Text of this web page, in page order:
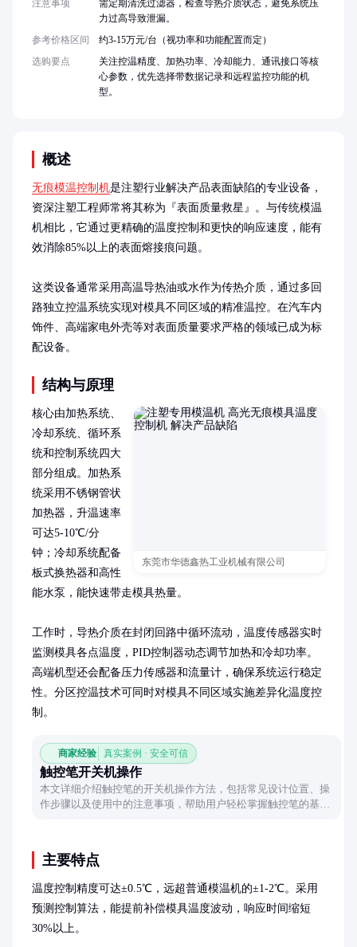
概述
无痕模温控制机是注塑行业解决产品表面缺陷的专业设备，
资深注塑工程师常将其称为『表面质量救星』。与传统模温
机相比，它通过更精确的温度控制和更快的响应速度，能有
效消除85%以上的表面熔接痕问题。
这类设备通常采用高温导热油或水作为传热介质，通过多回
路独立控温系统实现对模具不同区域的精准温控。在汽车内
饰件、高端家电外壳等对表面质量要求严格的领域已成为标
配设备。
结构与原理
东莞市华德鑫热工业机械有限公司
核心由加热系统、
冷却系统、循环系
统和控制系统四大
部分组成。加热系
统采用不锈钢管状
加热器，升温速率
可达5-10℃/分
钟；冷却系统配备
板式换热器和高性
能水泵，能快速带走模具热量。
工作时，导热介质在封闭回路中循环流动，温度传感器实时
监测模具各点温度，PID控制器动态调节加热和冷却功率。
高端机型还会配备压力传感器和流量计，确保系统运行稳定
性。分区控温技术可同时对模具不同区域实施差异化温度控
制。
商家经验 真实案例 · 安全可信
触控笔开关机操作
本文详细介绍触控笔的开关机操作方法，包括常见设计位置、操
作步骤以及使用中的注意事项，帮助用户轻松掌握触控笔的基本
主要特点
温度控制精度可达±0.5℃，远超普通模温机的±1-2℃。采用
预测控制算法，能提前补偿模具温度波动，响应时间缩短
30%以上。
注意事项
需定期清洗过滤器，检查导热介质状态，避免系统压
力过高导致泄漏。
参考价格区间
约3-15万元/台（视功率和功能配置而定）
选购要点
关注控温精度、加热功率、冷却能力、通讯接口等核
心参数，优先选择带数据记录和远程监控功能的机
型。